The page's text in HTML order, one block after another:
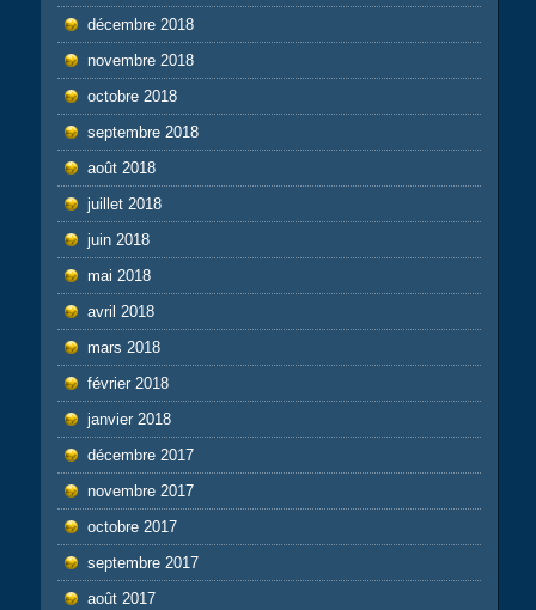
décembre 2018
novembre 2018
octobre 2018
septembre 2018
août 2018
juillet 2018
juin 2018
mai 2018
avril 2018
mars 2018
février 2018
janvier 2018
décembre 2017
novembre 2017
octobre 2017
septembre 2017
août 2017